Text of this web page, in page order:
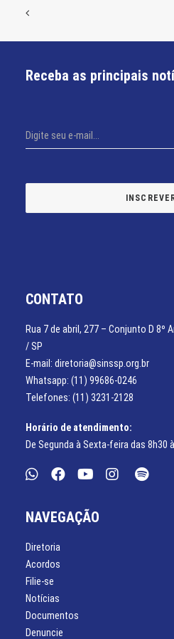
Receba as principais
CONTATO
Rua 7 de abril, 277 – Conjunto D 8º
/ SP
E-mail: diretoria@sinssp.org.br
Whatsapp: (11) 99686-0246
Telefones: (11) 3231-2128
Horário de atendimento:
De Segunda à Sexta-feira das 8h30
NAVEGAÇÃO
Diretoria
Acordos
Filie-se
Notícias
Documentos
Denuncie